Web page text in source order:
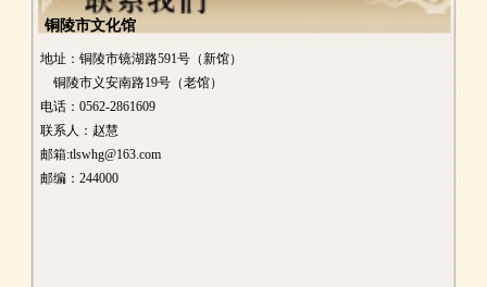
铜陵市文化馆
地址：铜陵市镜湖路591号（新馆）
铜陵市义安南路19号（老馆）
电话：0562-2861609
联系人：赵慧
邮箱:tlswhg@163.com
邮编：244000